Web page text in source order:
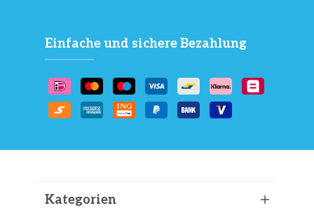
Einfache und sichere Bezahlung
Kategorien